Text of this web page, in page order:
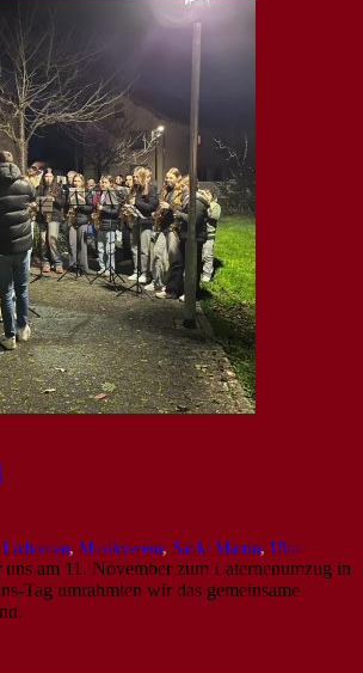
Lichtenau, Musikverein, Sankt Martin, Ulm
am 11. November zum Laternenumzug in
Tag umrahmten wir das gemeinsame